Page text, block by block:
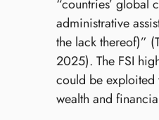
“countries’ global
administrative
the lack thereof)”
2025). The FSI
could be
wealth and